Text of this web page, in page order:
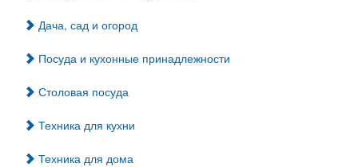
Дача, сад и огород
Посуда и кухонные принадлежности
Столовая посуда
Техника для кухни
Техника для дома